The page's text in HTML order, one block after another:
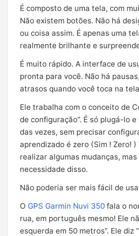
É composto de uma tela, com
Não existem botões. Não há
ou coisa assim. É apenas uma
realmente brilhante e
É muito rápido. A interface de
pronta para você. Não há
atrasos quando você toca na
Ele trabalha com o conceito de
de configuração”. É só plugá-lo
das vezes, sem precisar
aprendizado é zero (Sim ! Zero! )
realizar algumas mudanças, mas
necessidade disso.
Não poderia ser mais fácil de
O GPS Garmin Nuvi 350 fala o
rua, em português mesmo! Ele
esquerda em 50 metros”. Ele diz